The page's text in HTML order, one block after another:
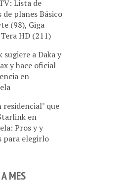
Lista de
de planes Básico
(98), Giga
HD (211)
sugiere a Daka y
y hace oficial
en
residencial" que
en
Pros y y
para elegirlo
MES